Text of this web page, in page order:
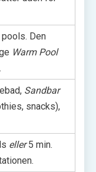
Den
Warm Pool
Sandbar
snacks),
eller5 min.